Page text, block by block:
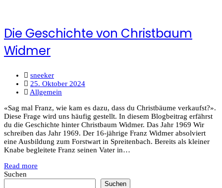
Die Geschichte von Christbaum
Widmer
sneeker
25. Oktober 2024
Allgemein
«Sag mal Franz, wie kam es dazu, dass du Christbäume verkaufst?».
Diese Frage wird uns häufig gestellt. In diesem Blogbeitrag erfährst
du die Geschichte hinter Christbaum Widmer. Das Jahr 1969 Wir
schreiben das Jahr 1969. Der 16-jährige Franz Widmer absolviert
eine Ausbildung zum Forstwart in Spreitenbach. Bereits als kleiner
Knabe begleitete Franz seinen Vater in…
Read more
Suchen
Suchen